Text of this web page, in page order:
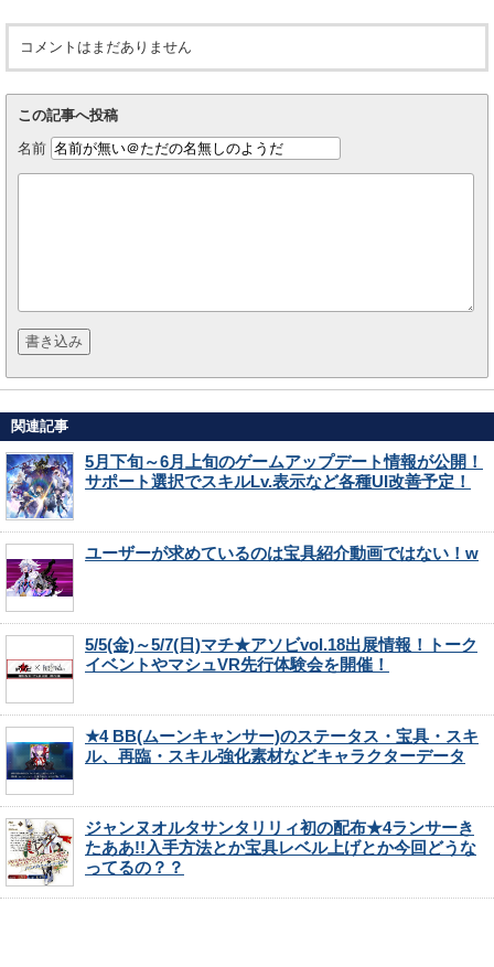
コメントはまだありません
この記事へ投稿
名前
関連記事
5月下旬～6月上旬のゲームアップデート情報が公開！
サポート選択でスキルLv.表示など各種UI改善予定！
ユーザーが求めているのは宝具紹介動画ではない！w
5/5(金)～5/7(日)マチ★アソビvol.18出展情報！トーク
イベントやマシュVR先行体験会を開催！
★4 BB(ムーンキャンサー)のステータス・宝具・スキ
ル、再臨・スキル強化素材などキャラクターデータ
ジャンヌオルタサンタリリィ初の配布★4ランサーき
たああ!!入手方法とか宝具レベル上げとか今回どうな
ってるの？？